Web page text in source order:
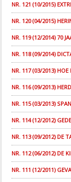
NR. 121 (10/2015)
NR. 120 (04/2015)
NR. 119 (12/2014) 70
NR. 118 (09/2014)
NR. 117 (03/2013) HOE
NR. 116 (09/2013)
NR. 115 (03/2013)
NR. 114 (12/2012)
NR. 113 (09/2012) DE
NR. 112 (06/2012) DE
NR. 111 (12/2011)